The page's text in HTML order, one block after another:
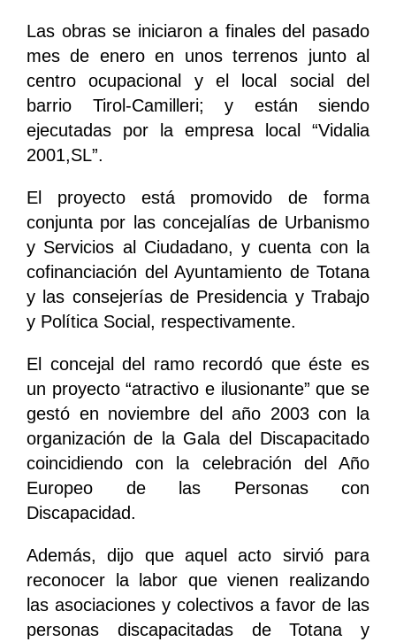
Las obras se iniciaron a finales del pasado
mes de enero en unos terrenos junto al
centro ocupacional y el local social del
barrio Tirol-Camilleri; y están siendo
ejecutadas por la empresa local “Vidalia
2001,SL”.
El proyecto está promovido de forma
conjunta por las concejalías de Urbanismo
y Servicios al Ciudadano, y cuenta con la
cofinanciación del Ayuntamiento de Totana
y las consejerías de Presidencia y Trabajo
y Política Social, respectivamente.
El concejal del ramo recordó que éste es
un proyecto “atractivo e ilusionante” que se
gestó en noviembre del año 2003 con la
organización de la Gala del Discapacitado
coincidiendo con la celebración del Año
Europeo de las Personas con
Discapacidad.
Además, dijo que aquel acto sirvió para
reconocer la labor que vienen realizando
las asociaciones y colectivos a favor de las
personas discapacitadas de Totana y